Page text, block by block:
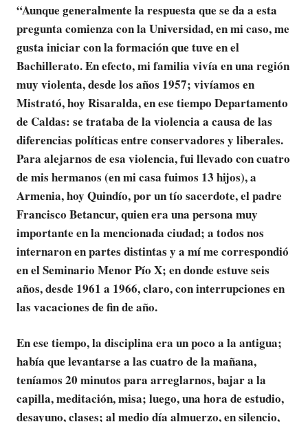
“Aunque generalmente la respuesta que se da a esta
pregunta comienza con la Universidad, en mi caso, me
gusta iniciar con la formación que tuve en el
Bachillerato. En efecto, mi familia vivía en una región
muy violenta, desde los años 1957; vivíamos en
Mistrató, hoy Risaralda, en ese tiempo Departamento
de Caldas: se trataba de la violencia a causa de las
diferencias políticas entre conservadores y liberales.
Para alejarnos de esa violencia, fui llevado con cuatro
de mis hermanos (en mi casa fuimos 13 hijos), a
Armenia, hoy Quindío, por un tío sacerdote, el padre
Francisco Betancur, quien era una persona muy
importante en la mencionada ciudad; a todos nos
internaron en partes distintas y a mí me correspondió
en el Seminario Menor Pío X; en donde estuve seis
años, desde 1961 a 1966, claro, con interrupciones en
las vacaciones de fin de año.
En ese tiempo, la disciplina era un poco a la antigua;
había que levantarse a las cuatro de la mañana,
teníamos 20 minutos para arreglarnos, bajar a la
capilla, meditación, misa; luego, una hora de estudio,
desayuno, clases; al medio día almuerzo, en silencio,